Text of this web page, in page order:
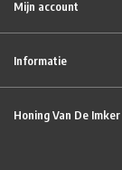
Mijn account
Informatie
Honing Van De Imker